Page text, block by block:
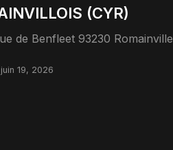
(CYR)
de Benfleet 93230 Romainville
19, 2026